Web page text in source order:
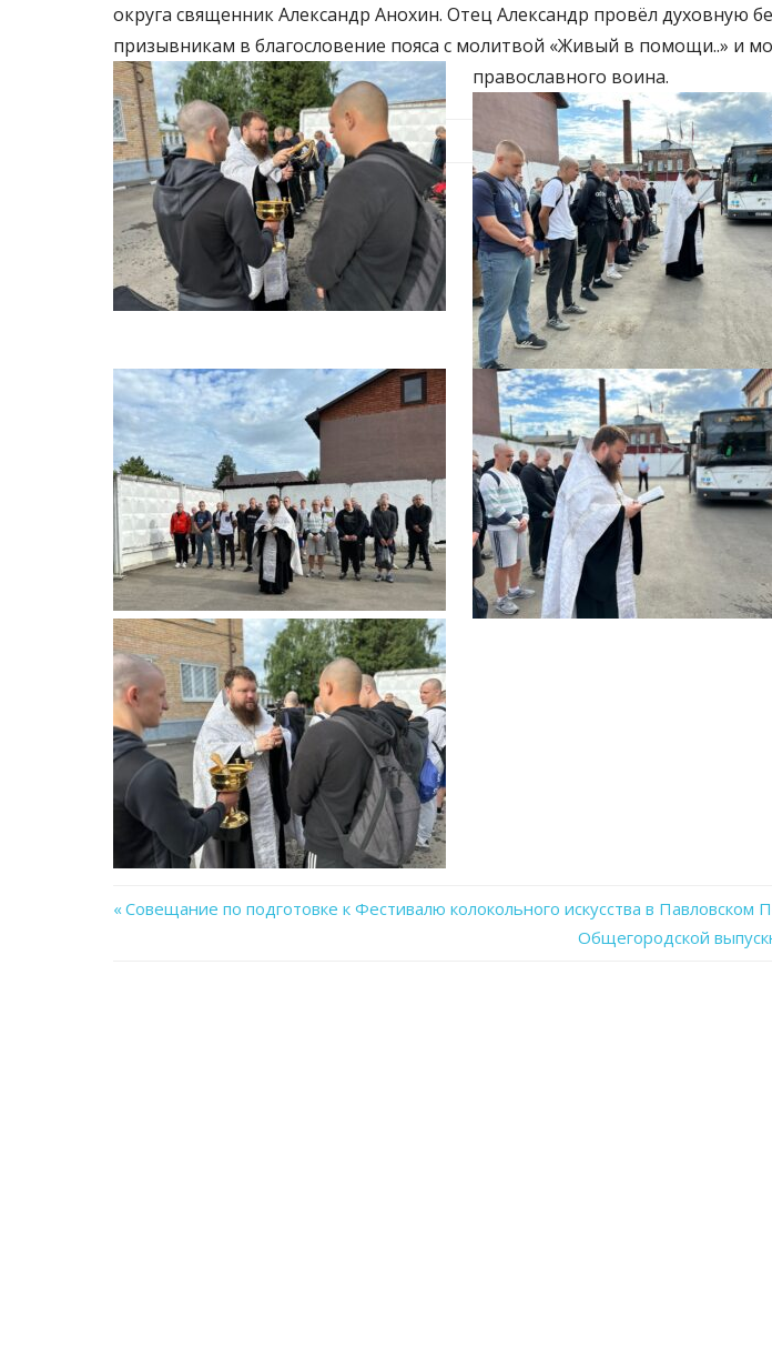
округа священник Александр Анохин. Отец Александр провёл духовную
призывникам в благословение пояса с молитвой «Живый в помощи..» и
православного воина.
Previous
Совещание по подготовке к Фестивалю колокольного искусства в Павловском
Next
Общегородской